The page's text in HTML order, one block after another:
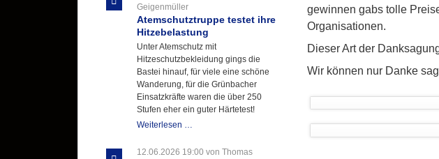
gewinnen gabs tolle
Organisationen.
Dieser Art der
Wir können nur Danke
Kirmes
mit
zukunftsweisender
Einlage
Geigenmüller
Atemschutztruppe testet ihre
Hitzebelastung
Unter Atemschutz mit
Hitzeschutzbekleidung gings die
Bastei hinauf, für viele eine schöne
Wanderung, für die Grünbacher
Einsatzkräfte waren die über 250
Stufen eher ein guter Härtetest!
Weiterlesen …
ihre
12.06.2026 19:00 von Thomas